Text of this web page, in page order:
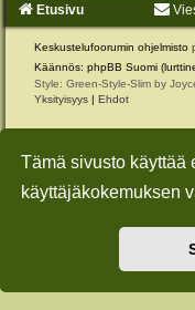
Tämä sivusto käyttää
käyttäjäkokemuksen
Etusivu
Keskustelufoorumin ohjelmisto
Käännös: phpBB Suomi
Style: Green-Style-Slim by
Yksityisyys | Ehdot